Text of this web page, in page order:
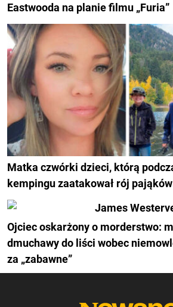
Eastwooda na planie filmu „Furia”
Matka czwórki dzieci, którą
kempingu zaatakował rój
Ojciec oskarżony o morderstwo:
dmuchawy do liści wobec
za „zabawne”